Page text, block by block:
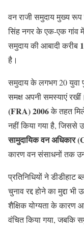
वन राजी समुदाय मुख्य
सिंह नगर के एक-एक गांव
समुदाय की आबादी करीब
है।
समुदाय के लगभग 20 युवा
समक्ष अपनी समस्याएं
(FRA) 2006के तहत
नहीं किया गया है, जिससे
सामुदायिक वन अधिकार
कारण वन संसाधनों तक
प्रतिनिधियों ने
चुनाव रद्द होने का मुद्दा
शैक्षिक योग्यता के कारण
वंचित किया गया, जबकि